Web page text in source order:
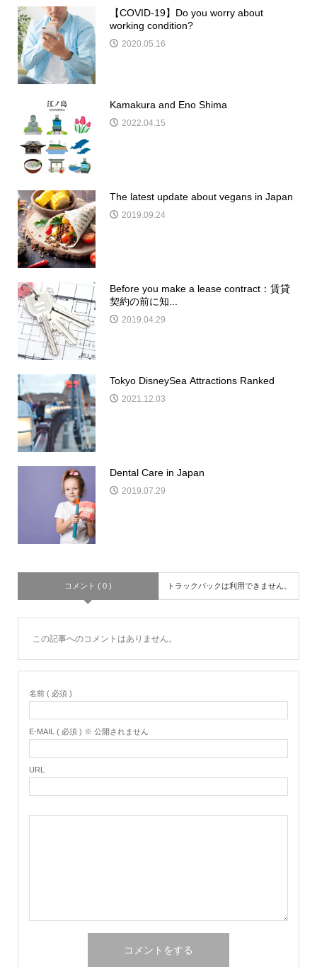
【COVID-19】Do you worry about
working condition?
2020.05.16
Kamakura and Eno Shima
2022.04.15
The latest update about vegans in Japan
2019.09.24
Before you make a lease contract：賃貸
契約の前に知...
2019.04.29
Tokyo DisneySea Attractions Ranked
2021.12.03
Dental Care in Japan
2019.07.29
コメント ( 0 ) トラックバックは利用できません。
この記事へのコメントはありません。
名前 ( 必須 )
E-MAIL ( 必須 ) ※ 公開されません
URL